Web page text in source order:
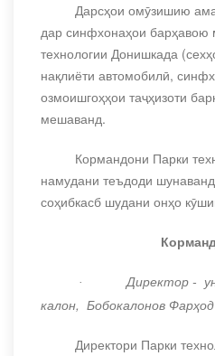
Дарсҳои омӯзишию
дар синфхонаҳои барҳавою
технологии Донишкада
нақлиёти автомобилӣ,
озмоишгоҳҳои таҷҳизоти
мешаванд.
Кормандони Парки
намудани теъдоди
соҳибкасб шудани онҳо
· Директор -
калон, Бобокалонов
Директори Парки